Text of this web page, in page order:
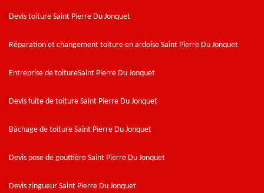
Devis toiture Saint Pierre Du Jonquet
Réparation et changement toiture en ardoise Saint Pierre Du Jonquet
Entreprise de toitureSaint Pierre Du Jonquet
Devis fuite de toiture Saint Pierre Du Jonquet
Bâchage de toiture Saint Pierre Du Jonquet
Devis pose de gouttière Saint Pierre Du Jonquet
Devis zingueur Saint Pierre Du Jonquet